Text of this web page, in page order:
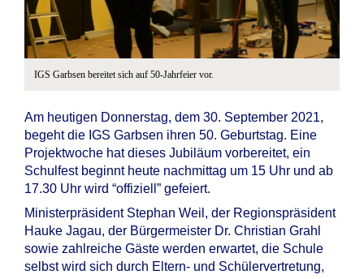
IGS Garbsen bereitet sich auf 50-Jahrfeier vor.
Am heutigen Donnerstag, dem 30. September 2021,
begeht die IGS Garbsen ihren 50. Geburtstag. Eine
Projektwoche hat dieses Jubiläum vorbereitet, ein
Schulfest beginnt heute nachmittag um 15 Uhr und ab
17.30 Uhr wird “offiziell” gefeiert.
Ministerpräsident Stephan Weil, der Regionspräsident
Hauke Jagau, der Bürgermeister Dr. Christian Grahl
sowie zahlreiche Gäste werden erwartet, die Schule
selbst wird sich durch Eltern- und Schülervertretung,